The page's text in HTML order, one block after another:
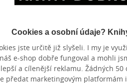
Cookies a osobní údaje?
jste určitě již slyšeli. I my je
e-shop dobře fungoval a mohli
a cílenější reklamu. Žádných
předat marketingovým platformám